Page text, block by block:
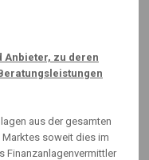
Anbieter, zu deren
aus der gesamten
soweit dies im
Finanzanlagenvermittler